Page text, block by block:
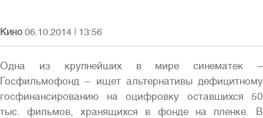
Войти
Кино 06.10.2014 | 13:56
Одна из крупнейших в мире синематек –
Госфильмофонд – ищет альтернативы дефицитному
госфинансированию на оцифровку оставшихся 50
тыс. фильмов, хранящихся в фонде на пленке. В